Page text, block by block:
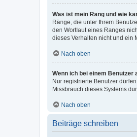
Was ist mein Rang und wie
Ränge, die unter Ihrem
den Wortlaut eines Ranges
dieses Verhalten nicht und ein
Nach oben
Wenn ich bei einem Benutzer
Nur registrierte Benutzer
Missbrauch dieses Systems
Nach oben
Beiträge schreiben